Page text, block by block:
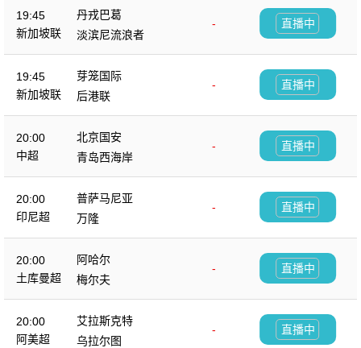
19:45
新加坡联
丹戎巴葛
-
淡滨尼流浪者
直播中
19:45
新加坡联
芽笼国际
-
后港联
直播中
20:00
中超
北京国安
-
青岛西海岸
直播中
20:00
印尼超
普萨马尼亚
-
万隆
直播中
20:00
土库曼超
阿哈尔
-
梅尔夫
直播中
20:00
阿美超
艾拉斯克特
-
乌拉尔图
直播中